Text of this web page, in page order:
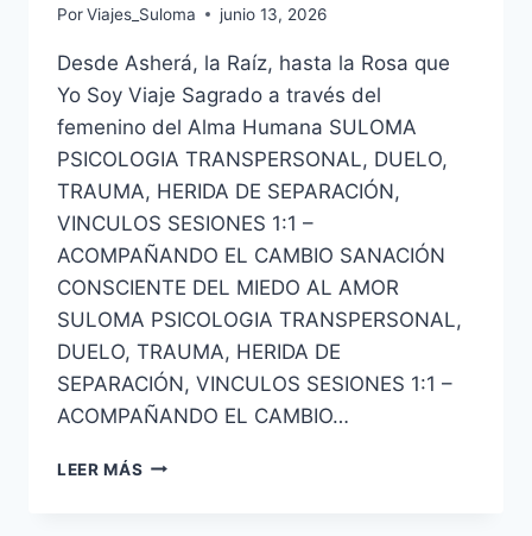
PorViajes_Suloma junio 13, 2026
Desde Asherá, la Raíz, hasta la Rosa que
Yo Soy Viaje Sagrado a través del
femenino del Alma Humana SULOMA
PSICOLOGIA TRANSPERSONAL, DUELO,
TRAUMA, HERIDA DE SEPARACIÓN,
VINCULOS SESIONES 1:1 –
ACOMPAÑANDO EL CAMBIO SANACIÓN
CONSCIENTE DEL MIEDO AL AMOR
SULOMA PSICOLOGIA TRANSPERSONAL,
DUELO, TRAUMA, HERIDA DE
SEPARACIÓN, VINCULOS SESIONES 1:1 –
ACOMPAÑANDO EL CAMBIO…
LEER MÁS